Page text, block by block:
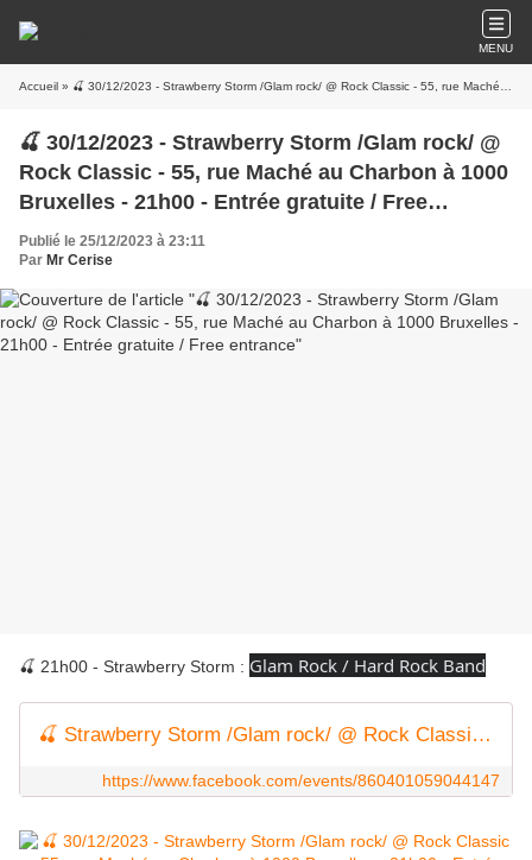
MENU
Accueil » 🍒 30/12/2023 - Strawberry Storm /Glam rock/ @ Rock Classic - 55, rue Maché au Charbon à 1000 Bruxelles - 21h00 - Entrée gratuite / Free entrance
🍒 30/12/2023 - Strawberry Storm /Glam rock/ @
Rock Classic - 55, rue Maché au Charbon à 1000
Bruxelles - 21h00 - Entrée gratuite / Free
entrance
Publié le 25/12/2023 à 23:11
Par Mr Cerise
🍒 21h00 - Strawberry Storm : Glam Rock / Hard Rock Band
🍒 Strawberry Storm /Glam rock/ @ Rock Classic - 30/12/2023
https://www.facebook.com/events/860401059044147